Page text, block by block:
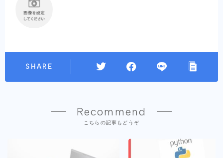
SHARE
Recommend
こちらの記事もどうぞ